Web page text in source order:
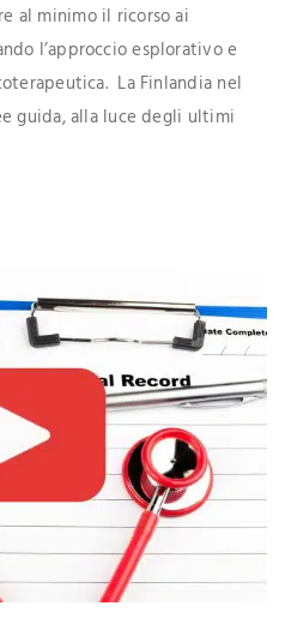
al minimo il ricorso ai
l’approccio esplorativo e
La Finlandia nel
guida, alla luce degli ultimi